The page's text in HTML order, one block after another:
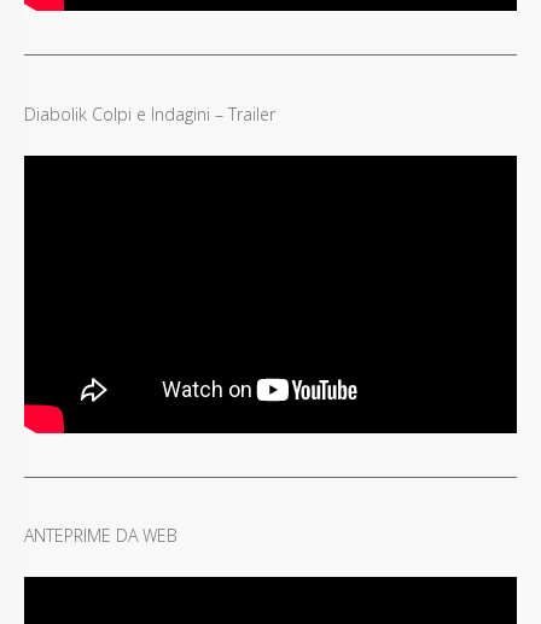
Diabolik Colpi e Indagini – Trailer
ANTEPRIME DA WEB